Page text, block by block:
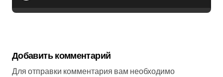
Добавить комментарий
Для отправки комментария вам необходимо